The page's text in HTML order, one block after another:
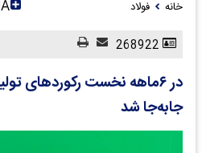
خانه فولاد A
در ۶ماهه نخست رکوردهای
جابه‌جا شد